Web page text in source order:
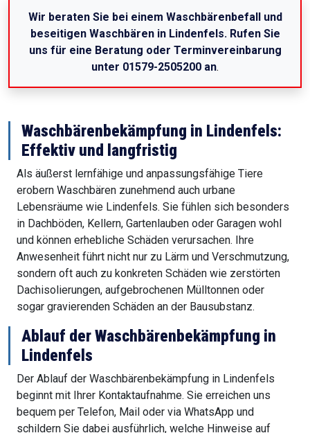
Wir beraten Sie bei einem Waschbärenbefall und
beseitigen Waschbären in Lindenfels. Rufen Sie
uns für eine Beratung oder Terminvereinbarung
unter 01579-2505200 an.
Waschbärenbekämpfung in Lindenfels:
Effektiv und langfristig
Als äußerst lernfähige und anpassungsfähige Tiere
erobern Waschbären zunehmend auch urbane
Lebensräume wie Lindenfels. Sie fühlen sich besonders
in Dachböden, Kellern, Gartenlauben oder Garagen wohl
und können erhebliche Schäden verursachen. Ihre
Anwesenheit führt nicht nur zu Lärm und Verschmutzung,
sondern oft auch zu konkreten Schäden wie zerstörten
Dachisolierungen, aufgebrochenen Mülltonnen oder
sogar gravierenden Schäden an der Bausubstanz.
Ablauf der Waschbärenbekämpfung in
Lindenfels
Der Ablauf der Waschbärenbekämpfung in Lindenfels
beginnt mit Ihrer Kontaktaufnahme. Sie erreichen uns
bequem per Telefon, Mail oder via WhatsApp und
schildern Sie dabei ausführlich, welche Hinweise auf